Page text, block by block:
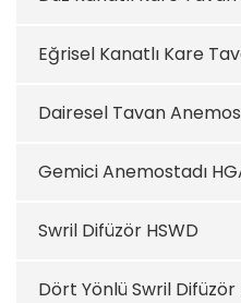
Eğrisel Kanatlı Kare
Dairesel Tavan
Gemici Anemostadı
Swril Difüzör HSWD
Dört Yönlü Swril Difüzör